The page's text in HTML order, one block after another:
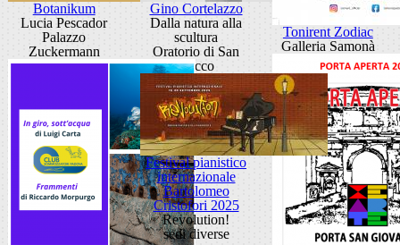
Botanikum
Lucia Pescador
Palazzo
Zuckermann
Gino Cortelazzo
Dalla natura alla
scultura
Oratorio di San
Rocco
Tonirent Zodiac
Galleria Samonà
Festival pianistico
internazionale
Bartolomeo
Cristofori 2025
Revolution!
sedi diverse